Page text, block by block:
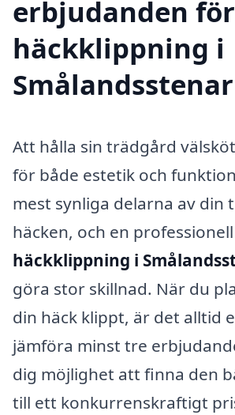
erbjudanden för
häckklippning i
Smålandsstenar
Att hålla sin trädgård
för både estetik och
mest synliga delarna av din
häcken, och en professionell
häckklippning i
göra stor skillnad. När du
din häck klippt, är det alltid
jämföra minst tre
dig möjlighet att finna den
till ett konkurrenskraftigt